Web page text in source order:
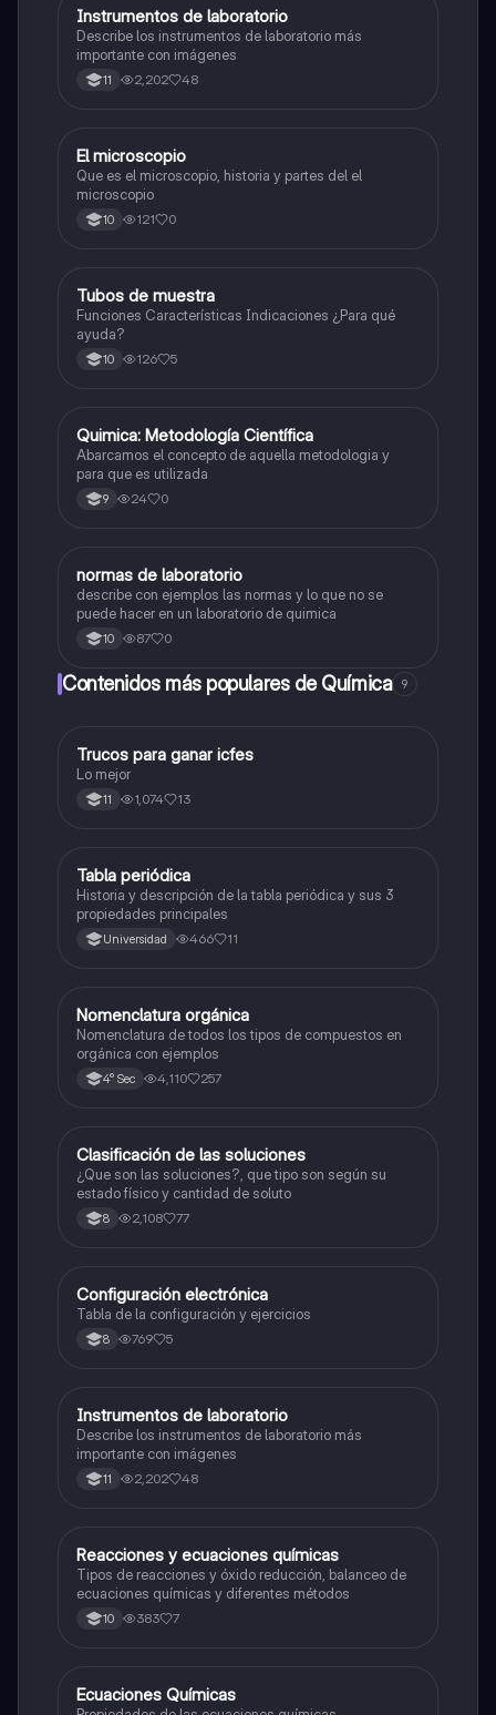
Química
Instrumentos de laboratorio
Describe los instrumentos de laboratorio más
importante con imágenes
11 2,202 48
Química
El microscopio
Que es el microscopio, historia y partes del el
microscopio
10 121 0
Química
Tubos de muestra
Funciones Características Indicaciones ¿Para qué
ayuda?
10 126 5
Química
Quimica: Metodología Científica
Abarcamos el concepto de aquella metodologia y
para que es utilizada
9 24 0
Química
normas de laboratorio
describe con ejemplos las normas y lo que no se
puede hacer en un laboratorio de quimica
10 87 0
Contenidos más populares de Química 9
Química
Trucos para ganar icfes
Lo mejor
11 1,074 13
Química
Tabla periódica
Historia y descripción de la tabla periódica y sus 3
propiedades principales
Universidad 466 11
Química
Nomenclatura orgánica
Nomenclatura de todos los tipos de compuestos en
orgánica con ejemplos
4° Sec 4,110 257
Química
Clasificación de las soluciones
¿Que son las soluciones?, que tipo son según su
estado físico y cantidad de soluto
8 2,108 77
Química
Configuración electrónica
Tabla de la configuración y ejercicios
8 769 5
Química
Instrumentos de laboratorio
Describe los instrumentos de laboratorio más
importante con imágenes
11 2,202 48
Química
Reacciones y ecuaciones químicas
Tipos de reacciones y óxido reducción, balanceo de
ecuaciones químicas y diferentes métodos
10 383 7
Química
Ecuaciones Químicas